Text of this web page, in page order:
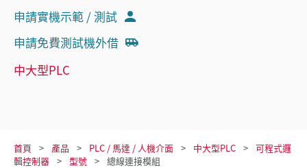
申請實機示範 / 測試
申請免費測試機外借
中大型PLC
首頁 產品 PLC / 馬達 / 人機介面 中大型PLC
可程式邏
輯控制器
型號 總線連接模組